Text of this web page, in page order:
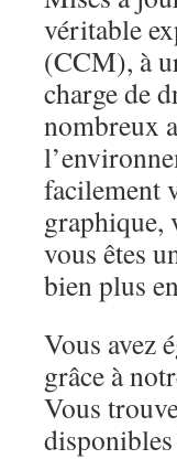
véritable
(CCM), à
charge de
nombreux
facilement
graphique,
vous êtes
bien plus
Vous avez
grâce à
Vous